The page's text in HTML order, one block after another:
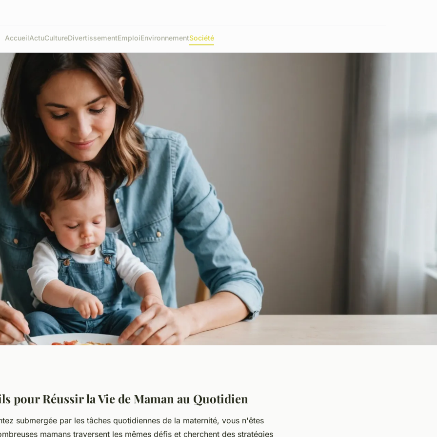
AccueilActuCultureDivertissementEmploiEnvironnementSociété
la vie de
pour Réussir la Vie de Maman au Quotidien
submergée par les tâches quotidiennes de la maternité, vous n'êtes
mamans traversent les mêmes défis et cherchent des stratégies